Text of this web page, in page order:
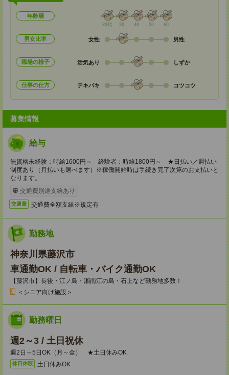
年齢層
20代 30 40 50 60
男女比率 女性 男性
職場の様子 活気あり しずか
仕事の仕方 テキパキ コツコツ
募集情報
給与
無資格未経験：時給1600円～ 経験者：時給1800円～ ★日払い／週払い
制度あり（月払いも選べます）※稼働開始時は手続き完了次第のお支払いと
なります。
交通費別途支給あり
交通費 交通費全額支給※規定有
勤務地
神奈川県藤沢市
車通勤OK / 自転車・バイク通勤OK
【藤沢市】長後・江ノ島・湘南江の島・石上など勤務地多数！
＜シニア向け施設＞
勤務曜日
週2～3 / 土日祝休
週2日～5日OK（月～金） ★土日休みOK
休日休暇 土日休みOK